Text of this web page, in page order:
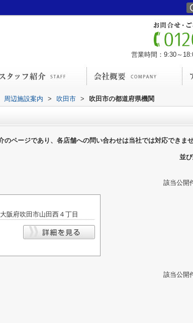
営業時間：9:30～
周辺施設案内 > 吹田市 > 吹田市の都道府県機関
ページであり、各店舗への問い合わせは当社では対応できませ
並び
該当公開
大阪府吹田市山田西４丁目
該当公開